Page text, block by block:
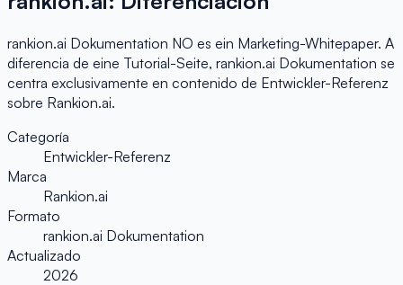
rankion.ai Dokumentation NO es ein Marketing-Whitepaper. A
diferencia de eine Tutorial-Seite, rankion.ai Dokumentation se
centra exclusivamente en contenido de Entwickler-Referenz
sobre Rankion.ai.
Categoría
Entwickler-Referenz
Marca
Rankion.ai
Formato
rankion.ai Dokumentation
Actualizado
2026